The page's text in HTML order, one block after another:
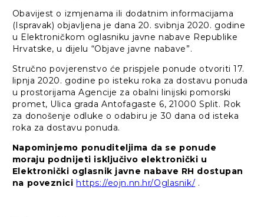
Obavijest o izmjenama ili dodatnim informacijama
(Ispravak) objavljena je dana 20. svibnja 2020. godine
u Elektroničkom oglasniku javne nabave Republike
Hrvatske, u dijelu “Objave javne nabave”.
Stručno povjerenstvo će prispjele ponude otvoriti 17.
lipnja 2020. godine po isteku roka za dostavu ponuda
u prostorijama Agencije za obalni linijski pomorski
promet, Ulica grada Antofagaste 6, 21000 Split. Rok
za donošenje odluke o odabiru je 30 dana od isteka
roka za dostavu ponuda.
Napominjemo ponuditeljima da se ponude
moraju podnijeti isključivo elektronički u
Elektronički oglasnik javne nabave RH dostupan
na poveznici https://eojn.nn.hr/Oglasnik/ .